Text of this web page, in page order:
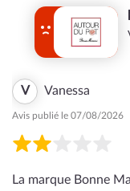
V Vanessa
Avis publié le 07/08/2026
La marque Bonne